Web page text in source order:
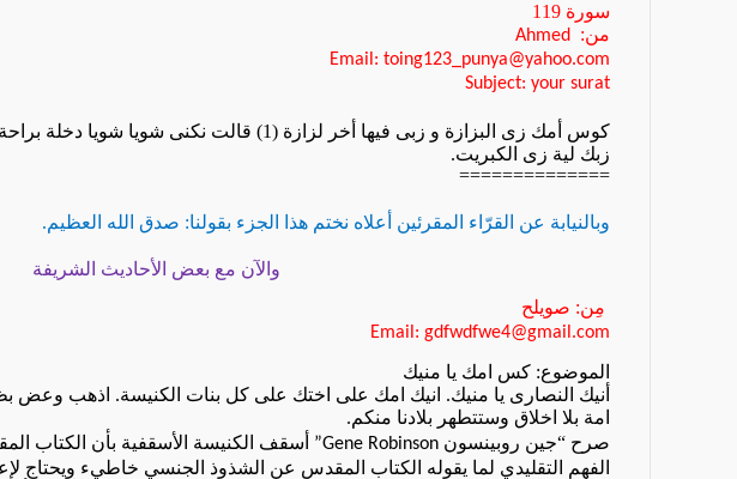
سورة 119
من: Ahmed
Email: toing123_punya@yahoo.com
Subject: your surat
كوس أمك زى البزازة و زبى فيها أخر لزازة (1) قالت نكنى شويا شويا دخلة
زبك لية زى الكبريت.
==============
وبالنيابة عن القرّاء المقرئين أعلاه نختم هذا الجزء بقولنا: صدق الله العظيم.
والآن مع بعض الأحاديث الشريفة
مِن: صويلح
Email: gdfwdfwe4@gmail.com
الموضوع: كس امك يا منيك
أنيك النصارى يا منيك. انيك امك على اختك على كل بنات الكنيسة. اذهب وعض
امة بلا اخلاق وستتطهر بلادنا منكم.
صرح “جين روبينسون
أسقف الكنيسة الأسقفية بأن الكتاب
الفهم التقليدي لما يقوله الكتاب المقدس عن الشذوذ الجنسي خاطيء ويحتاج